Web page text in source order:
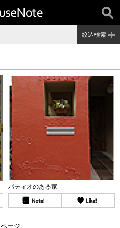
絞込検索
パティオのある家
ージ